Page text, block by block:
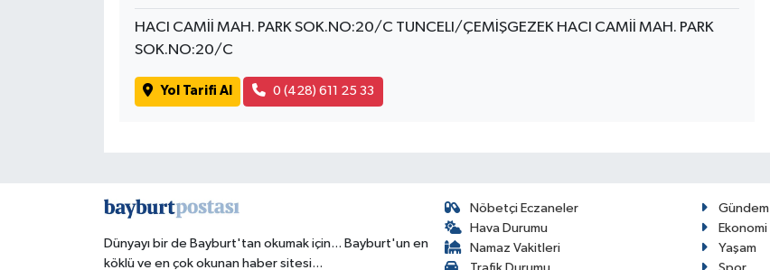
HACI CAMİİ MAH. PARK SOK.NO:20/C TUNCELI/ÇEMİŞGEZEK HACI CAMİİ MAH. PARK
SOK.NO:20/C
Yol Tarifi Al 0 (428) 611 25 33
Dünyayı bir de Bayburt'tan okumak için... Bayburt'un en
köklü ve en çok okunan haber sitesi...
Nöbetçi Eczaneler
Hava Durumu
Namaz Vakitleri
Gündem
Ekonomi
Yaşam